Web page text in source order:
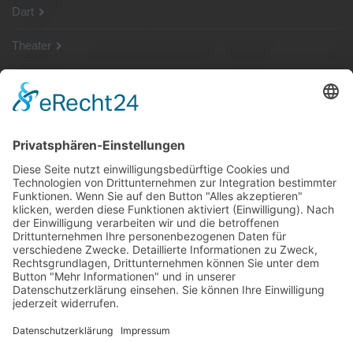
Dart
Theater
SG Shop
Sponsoren
Kontakt
Social Media
Rechtliches